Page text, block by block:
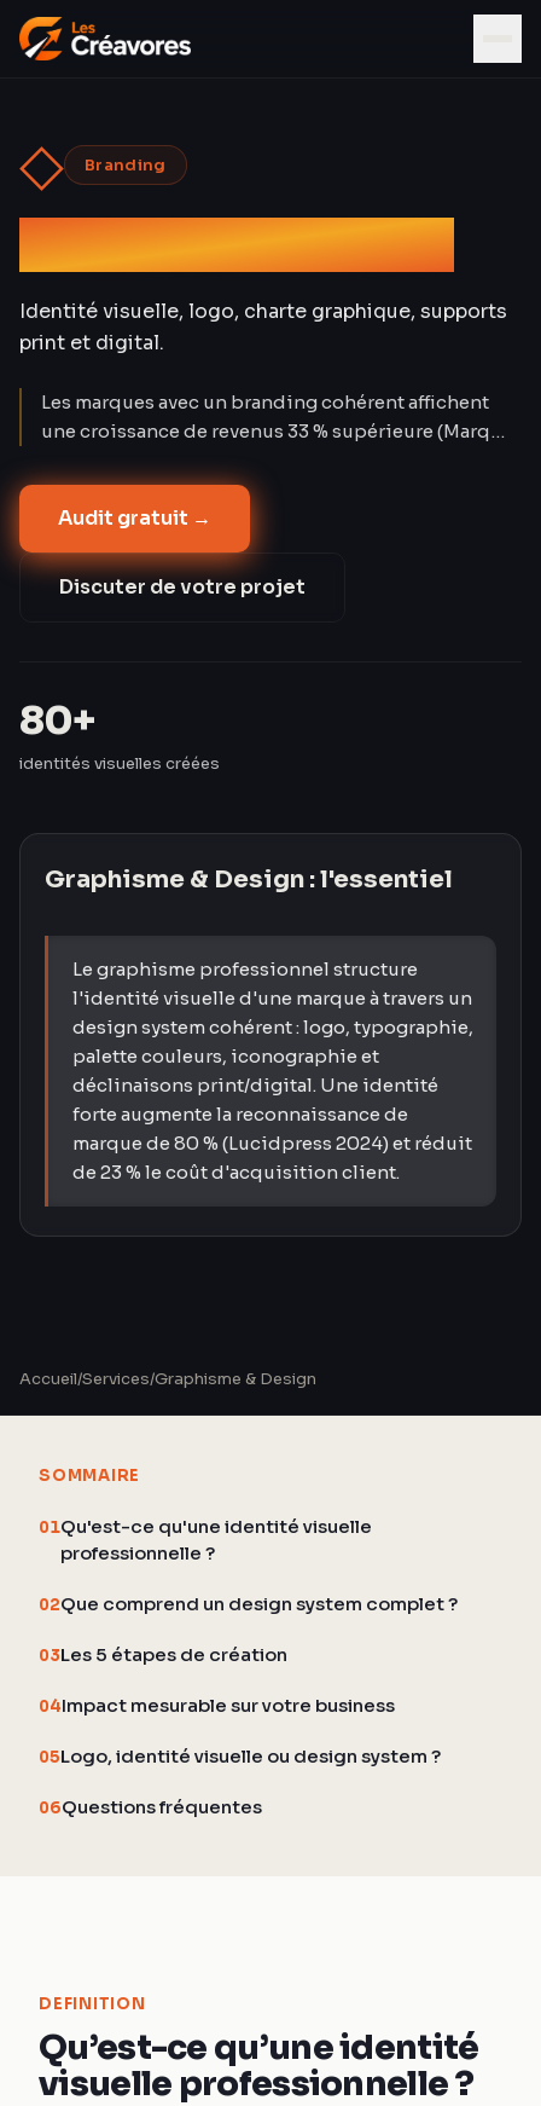
◇ Branding
Graphisme & Design
Identité visuelle, logo, charte graphique, supports
print et digital.
Les marques avec un branding cohérent affichent
une croissance de revenus 33 % supérieure (Marq
visuel complet — du favicon à l'enseigne — qui
construit la confiance. Les Créavores ont conçu 80+
identités visuelles pour des PME en Moselle et en
France.
Audit gratuit →
Discuter de votre projet
80+
identités visuelles créées
Graphisme & Design : l'essentiel
Le graphisme professionnel structure
l'identité visuelle d'une marque à travers un
design system cohérent : logo, typographie,
palette couleurs, iconographie et
déclinaisons print/digital. Une identité
forte augmente la reconnaissance de
marque de 80 % (Lucidpress 2024) et réduit
de 23 % le coût d'acquisition client.
Accueil/Services/Graphisme & Design
SOMMAIRE
01Qu'est-ce qu'une identité visuelle
professionnelle ?
02Que comprend un design system complet ?
03Les 5 étapes de création
04Impact mesurable sur votre business
05Logo, identité visuelle ou design system ?
06Questions fréquentes
DEFINITION
Qu’est-ce qu’une identité
visuelle professionnelle ?